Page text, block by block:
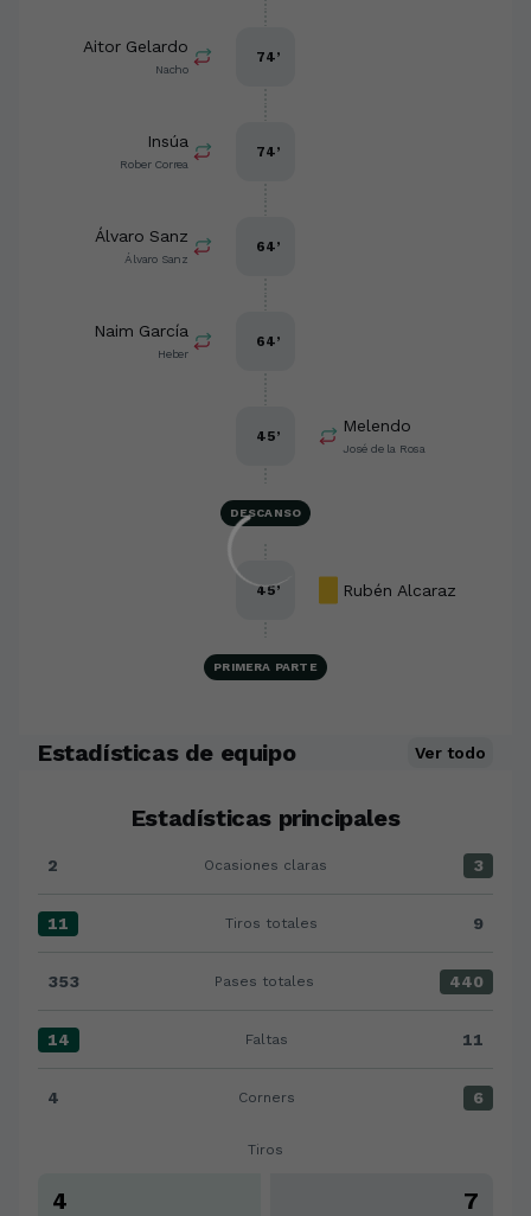
Aitor Gelardo
Nacho
74’
Insúa
Rober Correa
74’
Álvaro Sanz
Álvaro Sanz
64’
Naim García
Heber
64’
Melendo
José de la Rosa
45’
DESCANSO
Rubén Alcaraz
45’
PRIMERA PARTE
Estadísticas de equipo Ver todo
Estadísticas principales
Ocasiones claras:Racing Club Ferrol 2 versus Cádiz
2 Ocasiones claras 3
Tiros totales:Racing Club Ferrol 11 versus Cádiz CF 9
11 Tiros totales 9
Pases totales:Racing Club Ferrol 353 versus Cádiz
353 Pases totales 440
Faltas:Racing Club Ferrol 14 versus Cádiz CF 11
14 Faltas 11
Corners:Racing Club Ferrol 4 versus Cádiz CF 6
4 Corners 6
Tiros
4 7